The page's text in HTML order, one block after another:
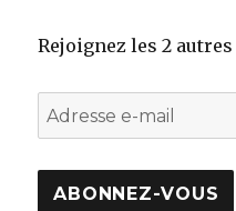
Rejoignez les 2
Adresse
e-
mail
ABONNEZ-VOUS